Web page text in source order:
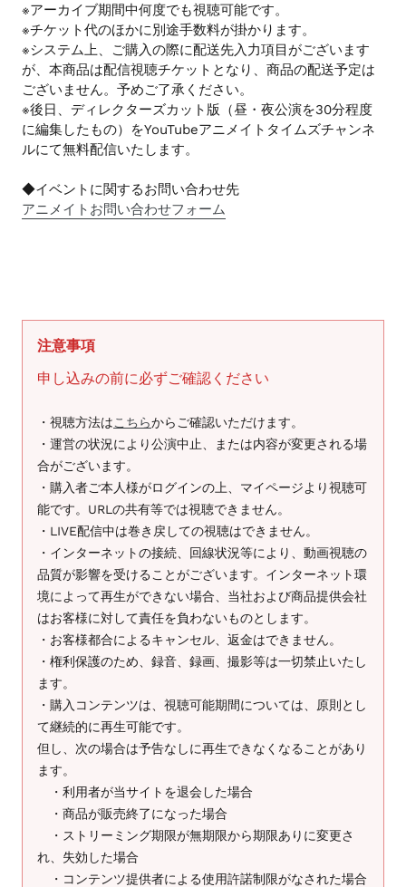
※アーカイブ期間中何度でも視聴可能です。
※チケット代のほかに別途手数料が掛かります。
※システム上、ご購入の際に配送先入力項目がございます
が、本商品は配信視聴チケットとなり、商品の配送予定は
ございません。予めご了承ください。
※後日、ディレクターズカット版（昼・夜公演を30分程度
に編集したもの）をYouTubeアニメイトタイムズチャンネ
ルにて無料配信いたします。
◆イベントに関するお問い合わせ先
アニメイトお問い合わせフォーム
注意事項
申し込みの前に必ずご確認ください
・視聴方法はこちらからご確認いただけます。
・運営の状況により公演中止、または内容が変更される場
合がございます。
・購入者ご本人様がログインの上、マイページより視聴可
能です。URLの共有等では視聴できません。
・LIVE配信中は巻き戻しての視聴はできません。
・インターネットの接続、回線状況等により、動画視聴の
品質が影響を受けることがございます。インターネット環
境によって再生ができない場合、当社および商品提供会社
はお客様に対して責任を負わないものとします。
・お客様都合によるキャンセル、返金はできません。
・権利保護のため、録音、録画、撮影等は一切禁止いたし
ます。
・購入コンテンツは、視聴可能期間については、原則とし
て継続的に再生可能です。
但し、次の場合は予告なしに再生できなくなることがあり
ます。
・利用者が当サイトを退会した場合
・商品が販売終了になった場合
・ストリーミング期限が無期限から期限ありに変更さ
れ、失効した場合
・コンテンツ提供者による使用許諾制限がなされた場合